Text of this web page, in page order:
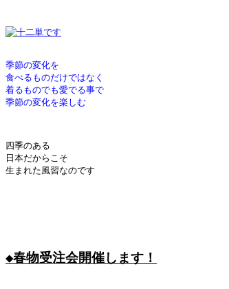
季節の変化を
食べるものだけではなく
着るものでも愛でる事で
季節の変化を楽しむ
四季のある
日本だからこそ
生まれた風習なのです
◆春物受注会開催します！